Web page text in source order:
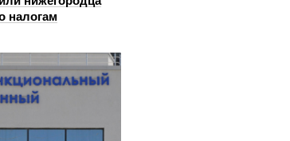
налогам